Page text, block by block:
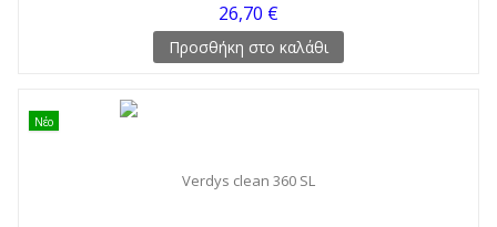
26,70 €
Προσθήκη στο καλάθι
Νέο
Verdys clean 360 SL